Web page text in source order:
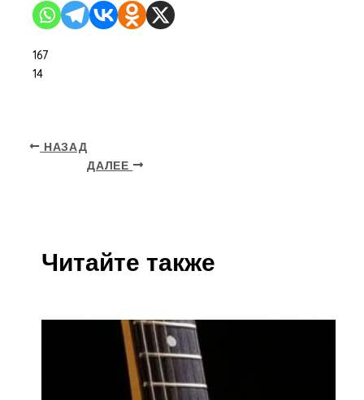
167
14
НАЗАД
ДАЛЕЕ
Читайте также